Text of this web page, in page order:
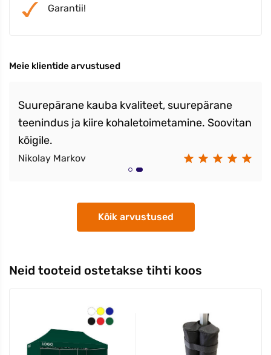
Garantii!
Meie klientide arvustused
Suurepärane kauba kvaliteet, suurepärane
teenindus ja kiire kohaletoimetamine. Soovitan
kõigile.
Nikolay Markov
Kõik arvustused
Neid tooteid ostetakse tihti koos